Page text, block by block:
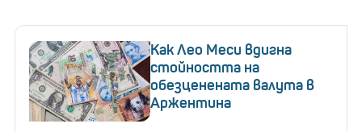
Как Лео Меси вдигна
стойността на
обезценената валута в
Аржентина